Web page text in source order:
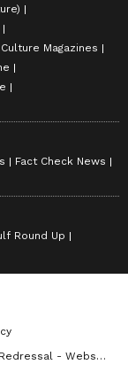
Culture Magazines
Fact Check News
Round Up
- Website